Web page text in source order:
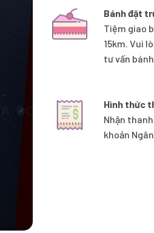
Bánh đặt
Tiệm giao
15km. Vui
tư vấn
Hình thức
Nhận
khoản